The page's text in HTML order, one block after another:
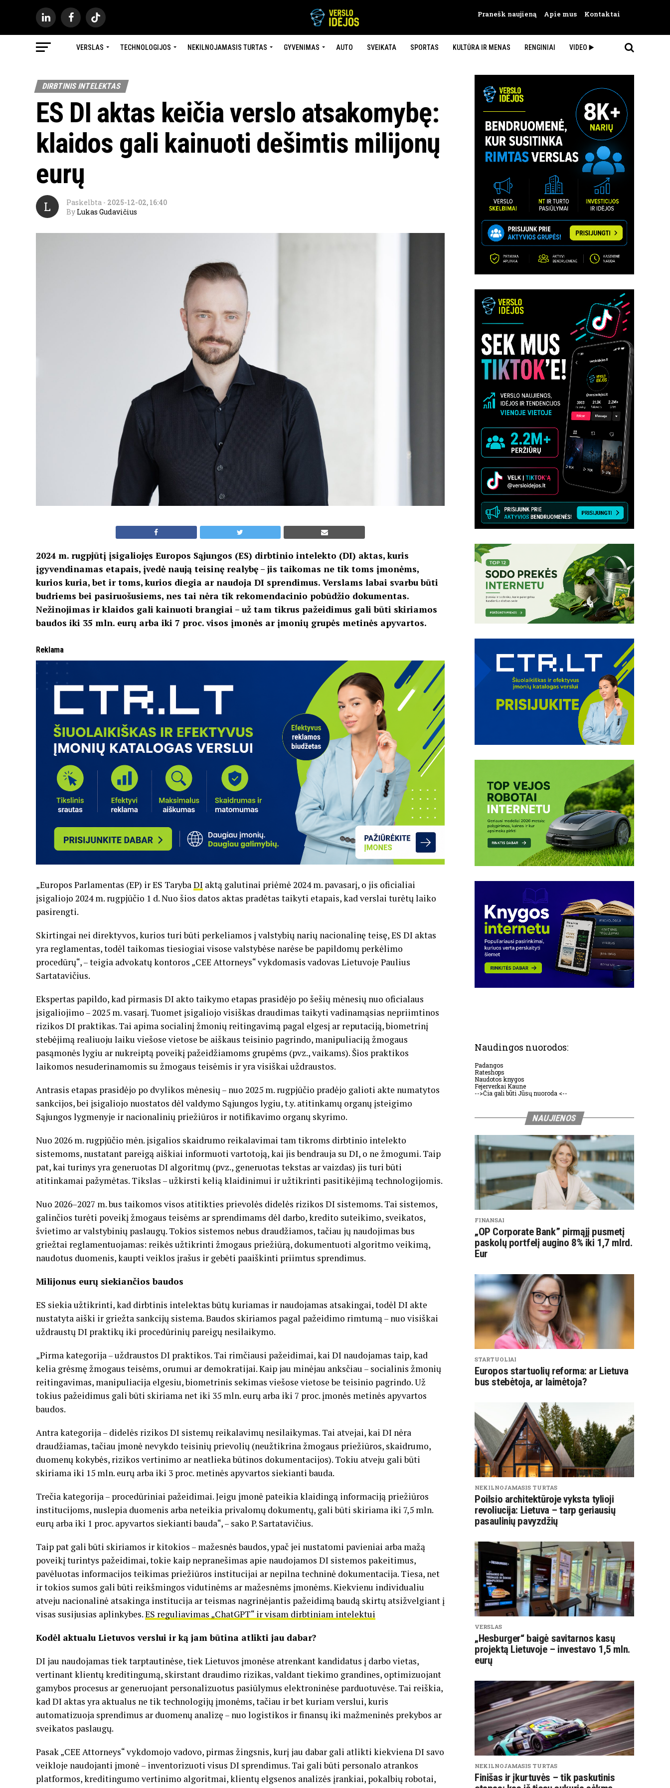
Pranešk naujieną Apie mus Kontaktai
VERSLAS TECHNOLOGIJOS NEKILNOJAMASIS TURTAS GYVENIMAS AUTO SVEIKATA SPORTAS KULTŪRA IR MENAS RENGINIAI VIDEO ▶️
DIRBTINIS INTELEKTAS
ES DI aktas keičia verslo atsakomybę:
klaidos gali kainuoti dešimtis milijonų
eurų
L Paskelbta - 2025-12-02, 16:40
By Lukas Gudavičius
2024 m. rugpjūtį įsigaliojęs Europos Sąjungos (ES) dirbtinio intelekto (DI) aktas, kuris
įgyvendinamas etapais, įvedė naują teisinę realybę – jis taikomas ne tik toms įmonėms,
kurios kuria, bet ir toms, kurios diegia ar naudoja DI sprendimus. Verslams labai svarbu būti
budriems bei pasiruošusiems, nes tai nėra tik rekomendacinio pobūdžio dokumentas.
Nežinojimas ir klaidos gali kainuoti brangiai – už tam tikrus pažeidimus gali būti skiriamos
baudos iki 35 mln. eurų arba iki 7 proc. visos įmonės ar įmonių grupės metinės apyvartos.
Reklama
„Europos Parlamentas (EP) ir ES TarybaDI aktą galutinai priėmė 2024 m. pavasarį, o jis oficialiai
įsigaliojo 2024 m. rugpjūčio 1 d. Nuo šios datos aktas pradėtas taikyti etapais, kad verslai turėtų laiko
pasirengti.
Skirtingai nei direktyvos, kurios turi būti perkeliamos į valstybių narių nacionalinę teisę, ES DI aktas
yra reglamentas, todėl taikomas tiesiogiai visose valstybėse narėse be papildomų perkėlimo
procedūrų“, – teigia advokatų kontoros „CEE Attorneys“ vykdomasis vadovas Lietuvoje Paulius
Sartatavičius.
Ekspertas papildo, kad pirmasis DI akto taikymo etapas prasidėjo po šešių mėnesių nuo oficialaus
įsigaliojimo – 2025 m. vasarį. Tuomet įsigaliojo visiškas draudimas taikyti vadinamąsias nepriimtinos
rizikos DI praktikas. Tai apima socialinį žmonių reitingavimą pagal elgesį ar reputaciją, biometrinį
stebėjimą realiuoju laiku viešose vietose be aiškaus teisinio pagrindo, manipuliaciją žmogaus
pasąmonės lygiu ar nukreiptą poveikį pažeidžiamoms grupėms (pvz., vaikams). Šios praktikos
laikomos nesuderinamomis su žmogaus teisėmis ir yra visiškai uždraustos.
Antrasis etapas prasidėjo po dvylikos mėnesių – nuo 2025 m. rugpjūčio pradėjo galioti akte numatytos
sankcijos, bei įsigaliojo nuostatos dėl valdymo Sąjungos lygiu, t.y. atitinkamų organų įsteigimo
Sąjungos lygmenyje ir nacionalinių priežiūros ir notifikavimo organų skyrimo.
Nuo 2026 m. rugpjūčio mėn. įsigalios skaidrumo reikalavimai tam tikroms dirbtinio intelekto
sistemoms, nustatant pareigą aiškiai informuoti vartotoją, kai jis bendrauja su DI, o ne žmogumi. Taip
pat, kai turinys yra generuotas DI algoritmų (pvz., generuotas tekstas ar vaizdas) jis turi būti
atitinkamai pažymėtas. Tikslas – užkirsti kelią klaidinimui ir užtikrinti pasitikėjimą technologijomis.
Nuo 2026–2027 m. bus taikomos visos atitikties prievolės didelės rizikos DI sistemoms. Tai sistemos,
galinčios turėti poveikį žmogaus teisėms ar sprendimams dėl darbo, kredito suteikimo, sveikatos,
švietimo ar valstybinių paslaugų. Tokios sistemos nebus draudžiamos, tačiau jų naudojimas bus
griežtai reglamentuojamas: reikės užtikrinti žmogaus priežiūrą, dokumentuoti algoritmo veikimą,
naudotus duomenis, kaupti veiklos įrašus ir gebėti paaiškinti priimtus sprendimus.
Milijonus eurų siekiančios baudos
ES siekia užtikrinti, kad dirbtinis intelektas būtų kuriamas ir naudojamas atsakingai, todėl DI akte
nustatyta aiški ir griežta sankcijų sistema. Baudos skiriamos pagal pažeidimo rimtumą – nuo visiškai
uždraustų DI praktikų iki procedūrinių pareigų nesilaikymo.
„Pirma kategorija – uždraustos DI praktikos. Tai rimčiausi pažeidimai, kai DI naudojamas taip, kad
kelia grėsmę žmogaus teisėms, orumui ar demokratijai. Kaip jau minėjau anksčiau – socialinis žmonių
reitingavimas, manipuliacija elgesiu, biometrinis sekimas viešose vietose be teisinio pagrindo. Už
tokius pažeidimus gali būti skiriama net iki 35 mln. eurų arba iki 7 proc. įmonės metinės apyvartos
baudos.
Antra kategorija – didelės rizikos DI sistemų reikalavimų nesilaikymas. Tai atvejai, kai DI nėra
draudžiamas, tačiau įmonė nevykdo teisinių prievolių (neužtikrina žmogaus priežiūros, skaidrumo,
duomenų kokybės, rizikos vertinimo ar neatlieka būtinos dokumentacijos). Tokiu atveju gali būti
skiriama iki 15 mln. eurų arba iki 3 proc. metinės apyvartos siekianti bauda.
Trečia kategorija – procedūriniai pažeidimai. Jeigu įmonė pateikia klaidingą informaciją priežiūros
institucijoms, nuslepia duomenis arba neteikia privalomų dokumentų, gali būti skiriama iki 7,5 mln.
eurų arba iki 1 proc. apyvartos siekianti bauda“, – sako P. Sartatavičius.
Taip pat gali būti skiriamos ir kitokios – mažesnės baudos, ypač jei nustatomi pavieniai arba mažą
poveikį turintys pažeidimai, tokie kaip nepranešimas apie naudojamos DI sistemos pakeitimus,
pavėluotas informacijos teikimas priežiūros institucijai ar nepilna techninė dokumentacija. Tiesa, net
ir tokios sumos gali būti reikšmingos vidutinėms ar mažesnėms įmonėms. Kiekvienu individualiu
atveju nacionalinė atsakinga institucija ar teismas nagrinėjantis pažeidimą baudą skirtų atsižvelgiant į
visas susijusias aplinkybes.ES reguliavimas „ChatGPT“ ir visam dirbtiniam intelektui
Kodėl aktualu Lietuvos verslui ir ką jam būtina atlikti jau dabar?
DI jau naudojamas tiek tarptautinėse, tiek Lietuvos įmonėse atrenkant kandidatus į darbo vietas,
vertinant klientų kreditingumą, skirstant draudimo rizikas, valdant tiekimo grandines, optimizuojant
gamybos procesus ar generuojant personalizuotus pasiūlymus elektroninėse parduotuvėse. Tai reiškia,
kad DI aktas yra aktualus ne tik technologijų įmonėms, tačiau ir bet kuriam verslui, kuris
automatizuoja sprendimus ar duomenų analizę – nuo logistikos ir finansų iki mažmeninės prekybos ar
sveikatos paslaugų.
Pasak „CEE Attorneys“ vykdomojo vadovo, pirmas žingsnis, kurį jau dabar gali atlikti kiekviena DI savo
veikloje naudojanti įmonė – inventorizuoti visus DI sprendimus. Tai gali būti personalo atrankos
platformos, kreditingumo vertinimo algoritmai, klientų elgsenos analizės įrankiai, pokalbių robotai,
Naudingos nuorodos:
Padangos
Rateshops
Naudotos knygos
Fejerverkai Kaune
-->Čia gali būti Jūsų nuoroda <--
NAUJIENOS
FINANSAI
„OP Corporate Bank” pirmąjį pusmetį
paskolų portfelį augino 8% iki 1,7 mlrd.
Eur
STARTUOLIAI
Europos startuolių reforma: ar Lietuva
bus stebėtoja, ar laimėtoja?
NEKILNOJAMASIS TURTAS
Poilsio architektūroje vyksta tylioji
revoliucija: Lietuva – tarp geriausių
pasaulinių pavyzdžių
VERSLAS
„Hesburger“ baigė savitarnos kasų
projektą Lietuvoje – investavo 1,5 mln.
eurų
NEKILNOJAMASIS TURTAS
Finišas ir įkurtuvės – tik paskutinis